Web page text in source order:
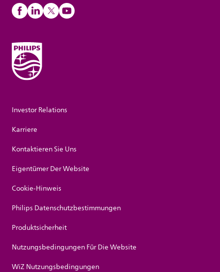
Investor Relations
Karriere
Kontaktieren Sie Uns
Eigentümer Der Website
Cookie-Hinweis
Philips Datenschutzbestimmungen
Produktsicherheit
Nutzungsbedingungen Für Die Website
WiZ Nutzungsbedingungen